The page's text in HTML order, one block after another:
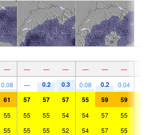
— — — — — — —
0.08 — 0.2 0.3 0.08 0.2 0.04
61 57 57 57 55 59 59
55 55 55 54 54 57 55
55 55 55 52 54 57 55